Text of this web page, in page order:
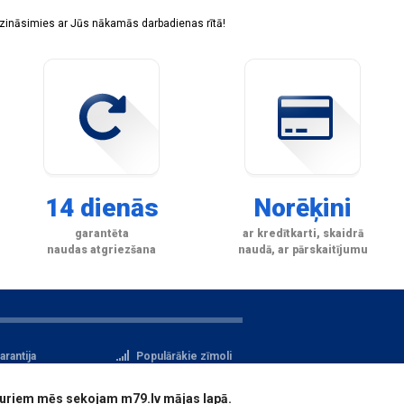
ar Jūs nākamās darbadienas rītā!
14 dienās
garantēta
naudas atgriezšana
Norēķini
ar kredītkarti, skaidrā
naudā, ar pārskaitījumu
Populārākie zīmoli
aizsardzība
Reģistrācija
mēs sekojam m79.lv mājas lapā.